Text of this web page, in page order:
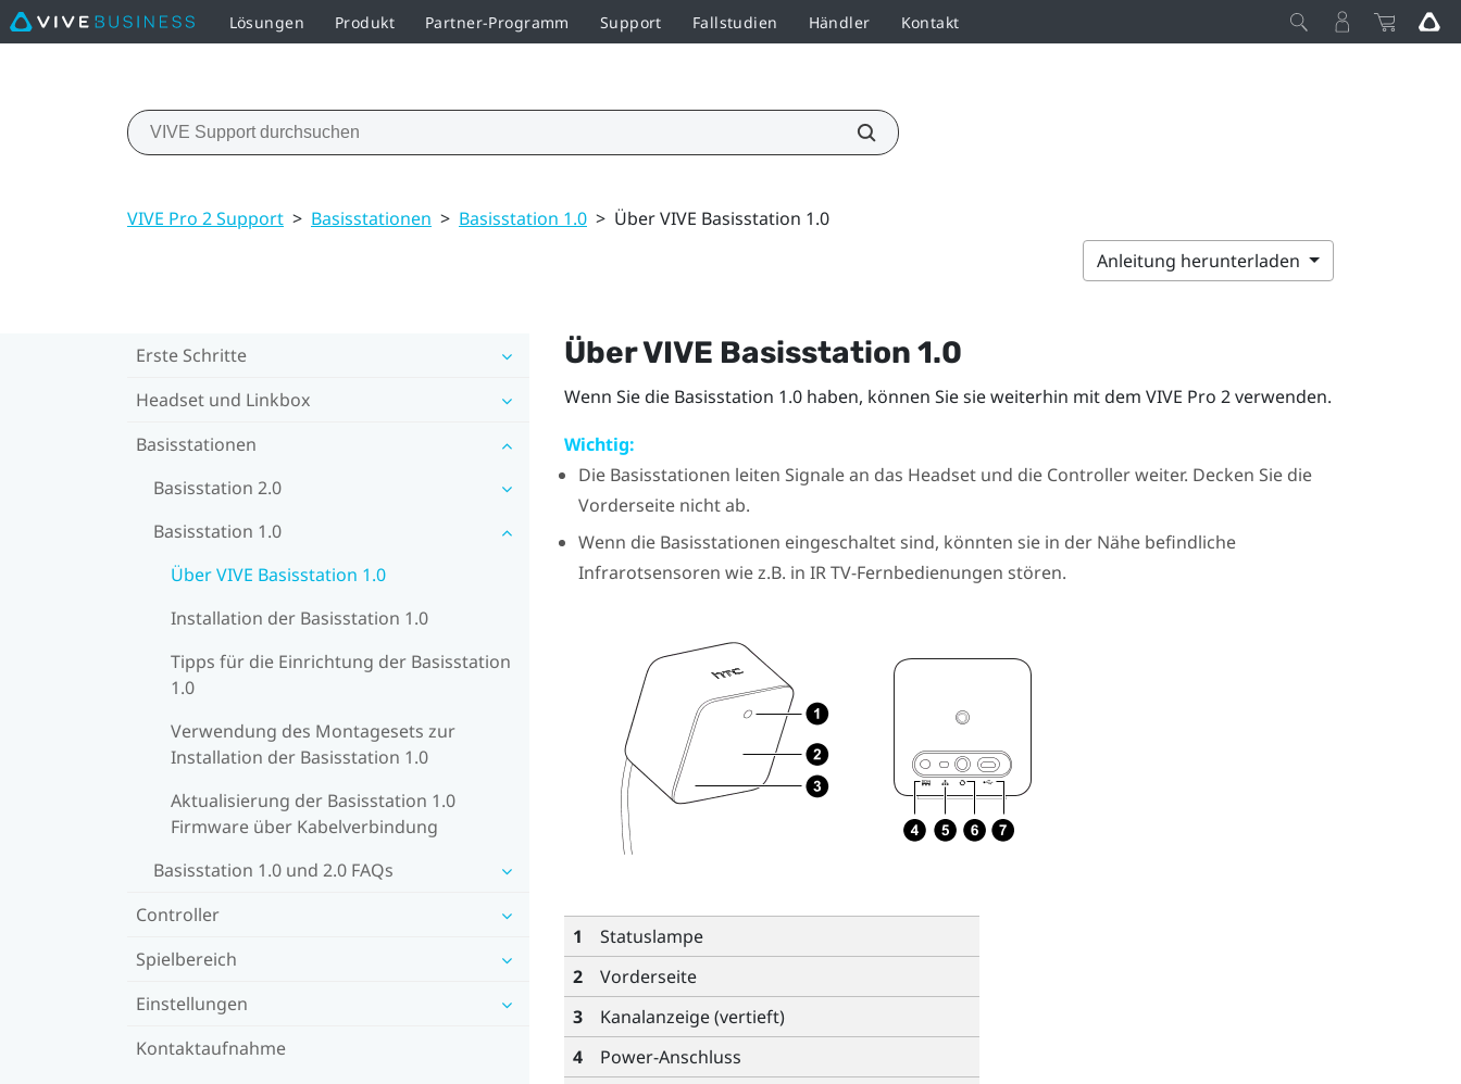
Lösungen Produkt Partner-Programm Support Fallstudien Händler Kontakt
VIVE Pro 2 Support > Basisstationen > Basisstation 1.0 > Über VIVE Basisstation 1.0
Anleitung herunterladen
Erste Schritte
Headset und Linkbox
Basisstationen
Basisstation 2.0
Basisstation 1.0
Über VIVE Basisstation 1.0
Installation der Basisstation 1.0
Tipps für die Einrichtung der Basisstation
1.0
Verwendung des Montagesets zur
Installation der Basisstation 1.0
Aktualisierung der Basisstation 1.0
Firmware über Kabelverbindung
Basisstation 1.0 und 2.0 FAQs
Controller
Spielbereich
Einstellungen
Kontaktaufnahme
ÜberVIVE Basisstation 1.0
Wenn Sie die Basisstation 1.0haben, können Sie sie weiterhin mit dem VIVE Pro 2verwenden.
Wichtig:
Die Basisstationen leiten Signale an das Headset und die Controller weiter. Decken Sie die
Vorderseite nicht ab.
Wenn die Basisstationen eingeschaltet sind, könnten sie in der Nähe befindliche
Infrarotsensoren wie z.B. in IR TV-Fernbedienungen stören.
1
Statuslampe
2
Vorderseite
3
Kanalanzeige (vertieft)
4
Power-Anschluss